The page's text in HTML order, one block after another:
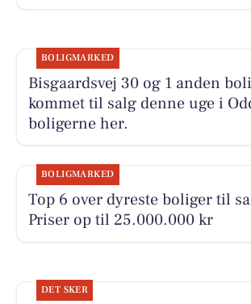
BOLIGMARKED
Bisgaardsvej 30 og 1 anden
kommet til salg denne uge i
boligerne her.
BOLIGMARKED
Top 6 over dyreste boliger til
Priser op til 25.000.000 kr
DET SKER